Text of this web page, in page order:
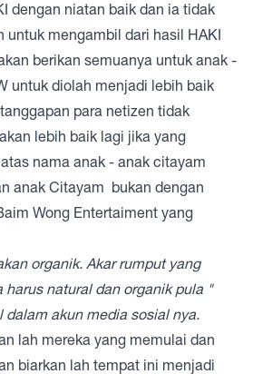
dengan niatan baik dan ia tidak
untuk mengambil dari hasil HAKI
berikan semuanya untuk anak -
untuk diolah menjadi lebih baik
para netizen tidak
lebih baik lagi jika yang
nama anak - anak citayam
anak Citayam bukan dengan
Wong Entertaiment yang
organik. Akar rumput yang
harus natural dan organik pula "
dalam akun media sosial nya.
lah mereka yang memulai dan
biarkan lah tempat ini menjadi